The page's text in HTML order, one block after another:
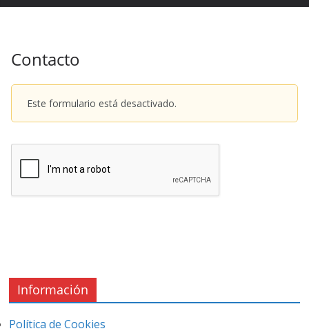
Contacto
Este formulario está desactivado.
Información
Política de Cookies